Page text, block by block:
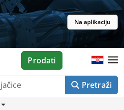
Na aplikaciju
Pretraži
Prodati